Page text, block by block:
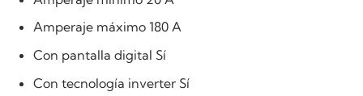
Amperaje máximo 180 A
Con pantalla digital Sí
Con tecnología inverter Sí